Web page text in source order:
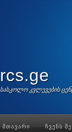
rcs.ge
სასკოლო კვლევების
ᲛᲗᲐᲕᲐᲠᲘ ᲩᲕᲔᲜᲡ